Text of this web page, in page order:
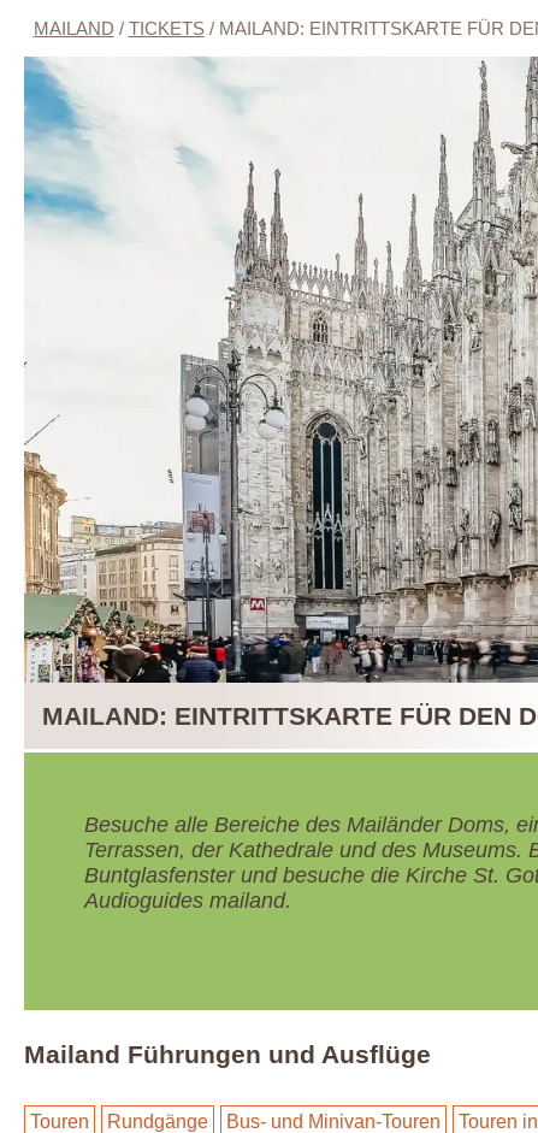
MAILAND / TICKETS/ MAILAND: EINTRITTSKARTE FÜR
MAILAND: EINTRITTSKARTE FÜR DEN
Besuche alle Bereiche des Mailänder Doms,
Terrassen, der Kathedrale und des Museums.
Buntglasfenster und besuche die Kirche St.
Audioguides mailand.
Mailand Führungen und Ausflüge
Touren Rundgänge Bus- und Minivan-Touren Touren